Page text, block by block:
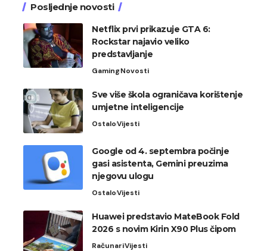
Posljednje novosti
Netflix prvi prikazuje GTA 6:
Rockstar najavio veliko
predstavljanje
GamingNovosti
Sve više škola ograničava korištenje
umjetne inteligencije
OstaloVijesti
Google od 4. septembra počinje
gasi asistenta, Gemini preuzima
njegovu ulogu
OstaloVijesti
Huawei predstavio MateBook Fold
2026 s novim Kirin X90 Plus čipom
RačunariVijesti